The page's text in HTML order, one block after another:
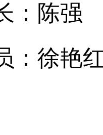
：陈强
：徐艳